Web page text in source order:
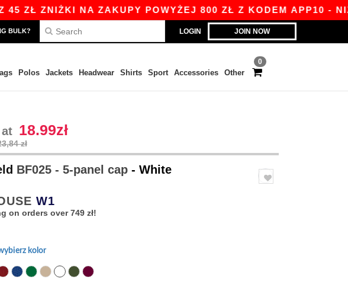
NA ZAKUPY POWYŻEJ 800 ZŁ Z KODEM APP10 - NIŻSZE
LOGIN JOIN NOW
BULK?
0
Polos Jackets Headwear Shirts Sport Accessories Other
18.99zł
zł
BF025 - 5-panel cap - White
W1
on orders over 749 zł!
kolor